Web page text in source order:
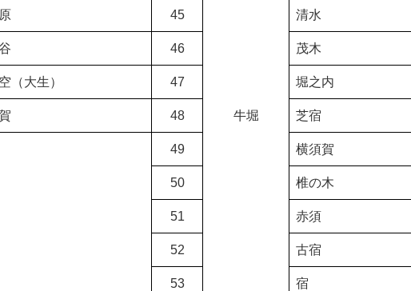
牛堀
45 清水
46 茂木
（大生） 47 堀之内
48 芝宿
49 横須賀
50 椎の木
51 赤須
52 古宿
53 宿